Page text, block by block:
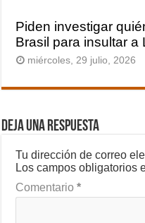
Piden investigar
Brasil para insultar a
miércoles, 29 julio, 2026
Deja una respuesta
Tu dirección de correo
Los campos obligatorios
Comentario*